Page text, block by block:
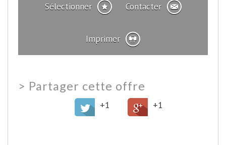
Sélectionner Contacter
Imprimer
> Partager cette offre
+1 +1